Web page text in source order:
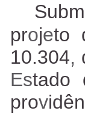
projeto
10.304,
Estado
prov